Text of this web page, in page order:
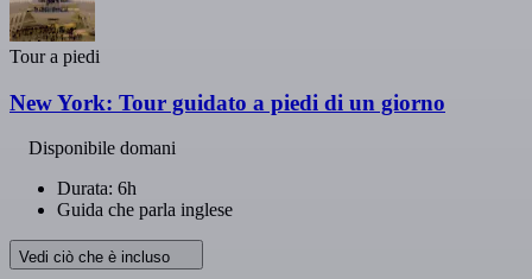
Tour a piedi
New York: Tour guidato a piedi di un giorno
Disponibile domani
Durata: 6h
Guida che parla inglese
Vedi ciò che è incluso